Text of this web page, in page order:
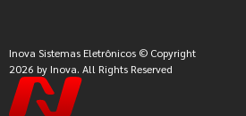
Inova Sistemas Eletrônicos © Copyright
2026 by Inova. All Rights Reserved